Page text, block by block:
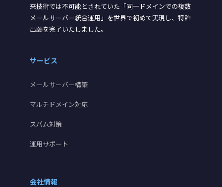
来技術では不可能とされていた「同一ドメインでの複数
メールサーバー統合運用」を世界で初めて実現し、特許
出願を完了いたしました。
サービス
メールサーバー構築
マルチドメイン対応
スパム対策
運用サポート
会社情報